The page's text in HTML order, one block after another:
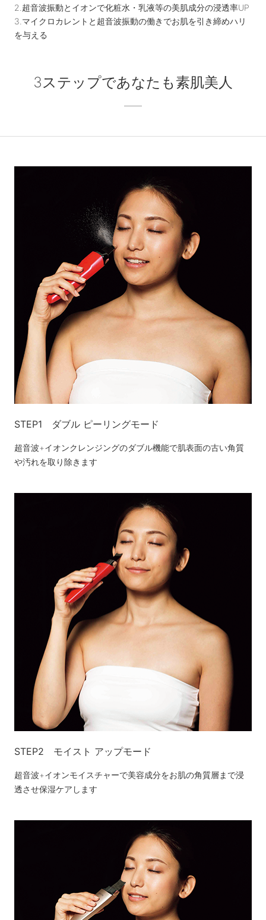
2.超音波振動とイオンで化粧水・乳液等の美肌成分の浸透率UP
3.マイクロカレントと超音波振動の働きでお肌を引き締めハリ
を与える
3ステップであなたも素肌美人
STEP1 ダブル ピーリングモード
超音波+イオンクレンジングのダブル機能で肌表面の古い角質
や汚れを取り除きます
STEP2 モイスト アップモード
超音波+イオンモイスチャーで美容成分をお肌の角質層まで浸
透させ保湿ケアします